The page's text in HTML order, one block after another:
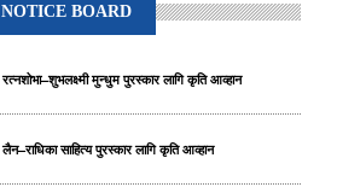
NOTICE BOARD
रत्नशोभा–शुभलक्ष्मी मुन्धुम पुरस्कार लागि कृति आव्हान
लैन–राधिका साहित्य पुरस्कार लागि कृति आव्हान